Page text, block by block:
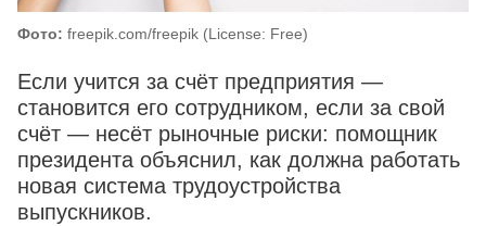
Фото: freepik.com/freepik (License: Free)
Если учится за счёт предприятия —
становится его сотрудником, если за свой
счёт — несёт рыночные риски: помощник
президента объяснил, как должна работать
новая система трудоустройства
выпускников.